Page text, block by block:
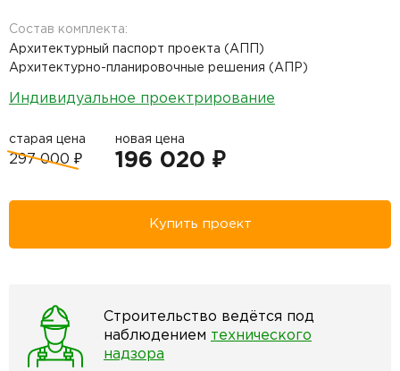
Состав комплекта:
Архитектурный паспорт проекта (АПП)
Архитектурно-планировочные решения (АПР)
Индивидуальное проектрирование
старая цена
297 000 ₽
новая цена
196 020 ₽
Купить проект
Строительство ведётся под
наблюдением технического
надзора